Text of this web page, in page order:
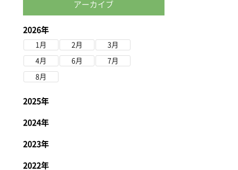
アーカイブ
2026年
1月 2月 3月
4月 6月 7月
8月
2025年
2024年
2023年
2022年